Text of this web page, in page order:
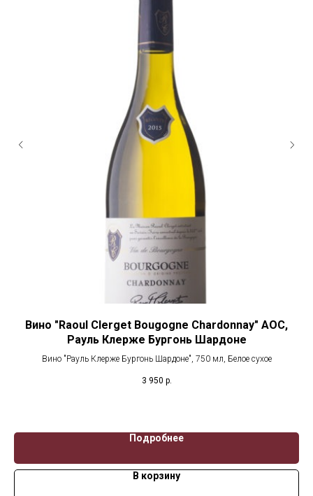
Вино "Raoul Clerget Bougogne Chardonnay" AOC,
Рауль Клерже Бургонь Шардоне
Вино "Рауль Клерже Бургонь Шардоне", 750 мл, Белое сухое
3 950 р.
Подробнее
В корзину